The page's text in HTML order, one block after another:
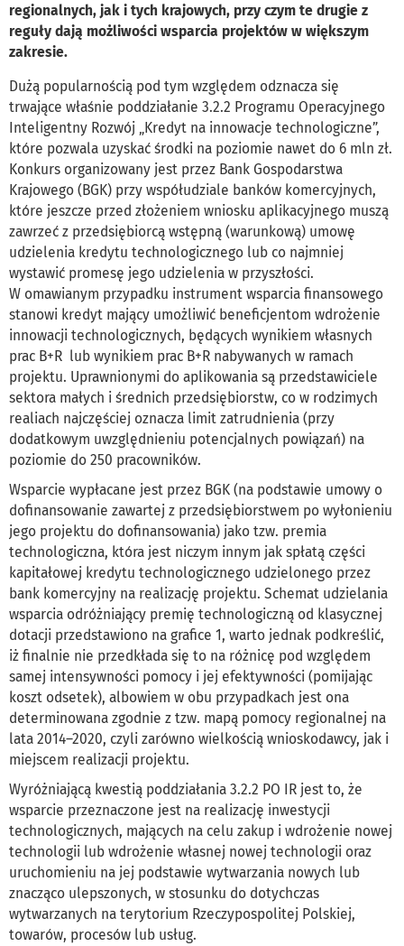
regionalnych, jak i tych krajowych, przy czym te drugie z
reguły dają możliwości wsparcia projektów w większym
zakresie.
Dużą popularnością pod tym względem odznacza się
trwające właśnie poddziałanie 3.2.2 Programu Operacyjnego
Inteligentny Rozwój „Kredyt na innowacje technologiczne”,
które pozwala uzyskać środki na poziomie nawet do 6 mln zł.
Konkurs organizowany jest przez Bank Gospodarstwa
Krajowego (BGK) przy współudziale banków komercyjnych,
które jeszcze przed złożeniem wniosku aplikacyjnego muszą
zawrzeć z przedsiębiorcą wstępną (warunkową) umowę
udzielenia kredytu technologicznego lub co najmniej
wystawić promesę jego udzielenia w przyszłości.
W omawianym przypadku instrument wsparcia finansowego
stanowi kredyt mający umożliwić beneficjentom wdrożenie
innowacji technologicznych, będących wynikiem własnych
prac B+R lub wynikiem prac B+R nabywanych w ramach
projektu. Uprawnionymi do aplikowania są przedstawiciele
sektora małych i średnich przedsiębiorstw, co w rodzimych
realiach najczęściej oznacza limit zatrudnienia (przy
dodatkowym uwzględnieniu potencjalnych powiązań) na
poziomie do 250 pracowników.
Wsparcie wypłacane jest przez BGK (na podstawie umowy o
dofinansowanie zawartej z przedsiębiorstwem po wyłonieniu
jego projektu do dofinansowania) jako tzw. premia
technologiczna, która jest niczym innym jak spłatą części
kapitałowej kredytu technologicznego udzielonego przez
bank komercyjny na realizację projektu. Schemat udzielania
wsparcia odróżniający premię technologiczną od klasycznej
dotacji przedstawiono na grafice 1, warto jednak podkreślić,
iż finalnie nie przedkłada się to na różnicę pod względem
samej intensywności pomocy i jej efektywności (pomijając
koszt odsetek), albowiem w obu przypadkach jest ona
determinowana zgodnie z tzw. mapą pomocy regionalnej na
lata 2014–2020, czyli zarówno wielkością wnioskodawcy, jak i
miejscem realizacji projektu.
Wyróżniającą kwestią poddziałania 3.2.2 PO IR jest to, że
wsparcie przeznaczone jest na realizację inwestycji
technologicznych, mających na celu zakup i wdrożenie nowej
technologii lub wdrożenie własnej nowej technologii oraz
uruchomieniu na jej podstawie wytwarzania nowych lub
znacząco ulepszonych, w stosunku do dotychczas
wytwarzanych na terytorium Rzeczypospolitej Polskiej,
towarów, procesów lub usług.